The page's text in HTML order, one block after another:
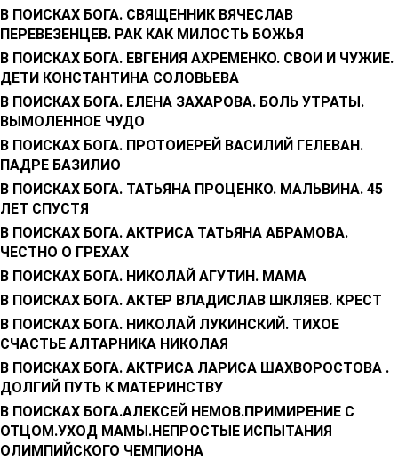
В ПОИСКАХ БОГА. СВЯЩЕННИК ВЯЧЕСЛАВ
ПЕРЕВЕЗЕНЦЕВ. РАК КАК МИЛОСТЬ БОЖЬЯ
В ПОИСКАХ БОГА. ЕВГЕНИЯ АХРЕМЕНКО. СВОИ И ЧУЖИЕ.
ДЕТИ КОНСТАНТИНА СОЛОВЬЕВА
В ПОИСКАХ БОГА. ЕЛЕНА ЗАХАРОВА. БОЛЬ УТРАТЫ.
ВЫМОЛЕННОЕ ЧУДО
В ПОИСКАХ БОГА. ПРОТОИЕРЕЙ ВАСИЛИЙ ГЕЛЕВАН.
ПАДРЕ БАЗИЛИО
В ПОИСКАХ БОГА. ТАТЬЯНА ПРОЦЕНКО. МАЛЬВИНА. 45
ЛЕТ СПУСТЯ
В ПОИСКАХ БОГА. АКТРИСА ТАТЬЯНА АБРАМОВА.
ЧЕСТНО О ГРЕХАХ
В ПОИСКАХ БОГА. НИКОЛАЙ АГУТИН. МАМА
В ПОИСКАХ БОГА. АКТЕР ВЛАДИСЛАВ ШКЛЯЕВ. КРЕСТ
В ПОИСКАХ БОГА. НИКОЛАЙ ЛУКИНСКИЙ. ТИХОЕ
СЧАСТЬЕ АЛТАРНИКА НИКОЛАЯ
В ПОИСКАХ БОГА. АКТРИСА ЛАРИСА ШАХВОРОСТОВА .
ДОЛГИЙ ПУТЬ К МАТЕРИНСТВУ
В ПОИСКАХ БОГА.АЛЕКСЕЙ НЕМОВ.ПРИМИРЕНИЕ С
ОТЦОМ.УХОД МАМЫ.НЕПРОСТЫЕ ИСПЫТАНИЯ
ОЛИМПИЙСКОГО ЧЕМПИОНА